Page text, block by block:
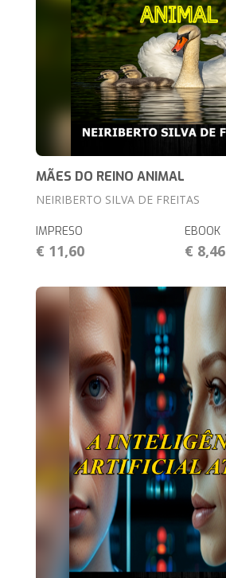
MÃES DO REINO ANIMAL
NEIRIBERTO SILVA DE FREITAS
IMPRESO
€ 11,60
EBOOK
€ 8,46